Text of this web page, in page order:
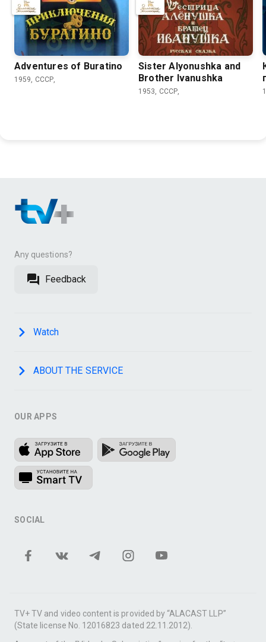
Adventures of Buratino
1959, СССР,
Sister Alyonushka and
Brother Ivanushka
1953, СССР,
Any questions?
Feedback
Watch
ABOUT THE SERVICE
OUR APPS
SOCIAL
TV+ TV and video content is provided by “ALACAST LLP”
(State license No. 12016823 dated 22.11.2012).